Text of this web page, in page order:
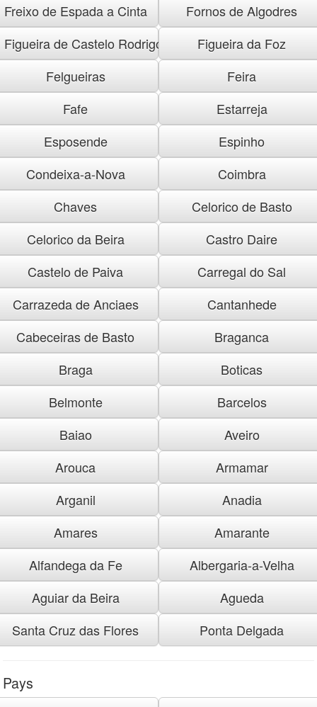
Freixo de Espada a Cinta
Fornos de Algodres
Figueira de Castelo Rodrigo
Figueira da Foz
Felgueiras
Feira
Fafe
Estarreja
Esposende
Espinho
Condeixa-a-Nova
Coimbra
Chaves
Celorico de Basto
Celorico da Beira
Castro Daire
Castelo de Paiva
Carregal do Sal
Carrazeda de Anciaes
Cantanhede
Cabeceiras de Basto
Braganca
Braga
Boticas
Belmonte
Barcelos
Baiao
Aveiro
Arouca
Armamar
Arganil
Anadia
Amares
Amarante
Alfandega da Fe
Albergaria-a-Velha
Aguiar da Beira
Agueda
Santa Cruz das Flores
Ponta Delgada
Pays